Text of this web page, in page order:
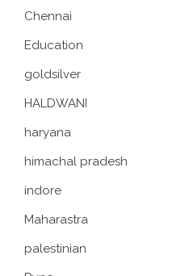
Chennai
Education
goldsilver
HALDWANI
haryana
himachal pradesh
indore
Maharastra
palestinian